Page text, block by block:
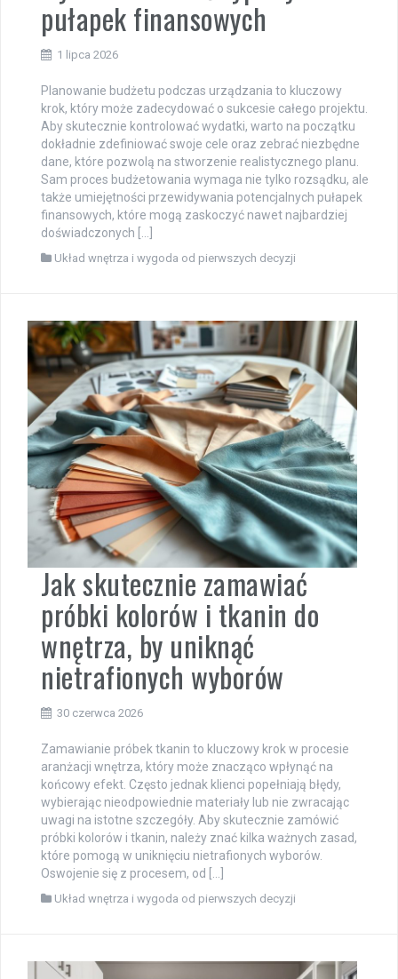
pułapek finansowych
1 lipca 2026
Planowanie budżetu podczas urządzania to kluczowy
krok, który może zadecydować o sukcesie całego projektu.
Aby skutecznie kontrolować wydatki, warto na początku
dokładnie zdefiniować swoje cele oraz zebrać niezbędne
dane, które pozwolą na stworzenie realistycznego planu.
Sam proces budżetowania wymaga nie tylko rozsądku, ale
także umiejętności przewidywania potencjalnych pułapek
finansowych, które mogą zaskoczyć nawet najbardziej
doświadczonych […]
Układ wnętrza i wygoda od pierwszych decyzji
Jak skutecznie zamawiać
próbki kolorów i tkanin do
wnętrza, by uniknąć
nietrafionych wyborów
30 czerwca 2026
Zamawianie próbek tkanin to kluczowy krok w procesie
aranżacji wnętrza, który może znacząco wpłynąć na
końcowy efekt. Często jednak klienci popełniają błędy,
wybierając nieodpowiednie materiały lub nie zwracając
uwagi na istotne szczegóły. Aby skutecznie zamówić
próbki kolorów i tkanin, należy znać kilka ważnych zasad,
które pomogą w uniknięciu nietrafionych wyborów.
Oswojenie się z procesem, od […]
Układ wnętrza i wygoda od pierwszych decyzji